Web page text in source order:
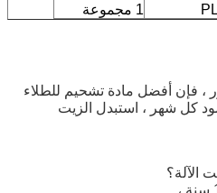
1 مجموعة
فإن أفضل مادة تشحيم للطلاء
كل شهر ، استبدل الزيت